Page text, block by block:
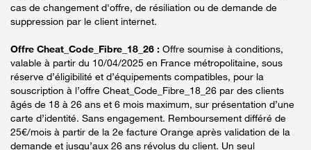
cas de changement d'offre, de résiliation ou de demande de
suppression par le client internet.
Offre Cheat_Code_Fibre_18_26 : Offre soumise à conditions,
valable à partir du 10/04/2025 en France métropolitaine, sous
réserve d’éligibilité et d’équipements compatibles, pour la
souscription à l’offre Cheat_Code_Fibre_18_26 par des clients
âgés de 18 à 26 ans et 6 mois maximum, sur présentation d’une
carte d’identité. Sans engagement. Remboursement différé de
25€/mois à partir de la 2e facture Orange après validation de la
demande et jusqu’aux 26 ans révolus du client. Un seul